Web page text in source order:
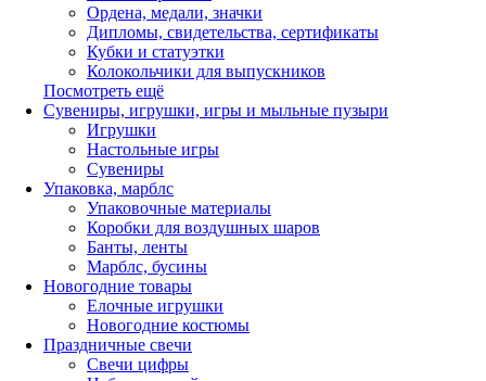
Ордена, медали, значки
Дипломы, свидетельства, сертификаты
Кубки и статуэтки
Колокольчики для выпускников
Посмотреть ещё
Сувениры, игрушки, игры и мыльные пузыри
Игрушки
Настольные игры
Сувениры
Упаковка, марблс
Упаковочные материалы
Коробки для воздушных шаров
Банты, ленты
Марблс, бусины
Новогодние товары
Елочные игрушки
Новогодние костюмы
Праздничные свечи
Свечи цифры